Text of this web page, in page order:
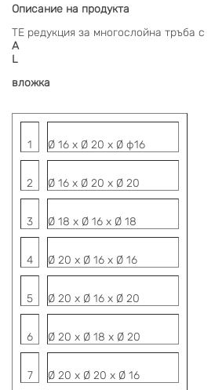
Описание на продукта
ТЕ редукция за многослойна тръба с
А
L
вложка
1 Ø 16 х Ø 20 х Ø ф16
2 Ø 16 х Ø 20 х Ø 20
3 Ø 18 х Ø 16 х Ø 18
4 Ø 20 х Ø 16 х Ø 16
5 Ø 20 х Ø 16 х Ø 20
6 Ø 20 х Ø 18 х Ø 20
7 Ø 20 х Ø 20 х Ø 16